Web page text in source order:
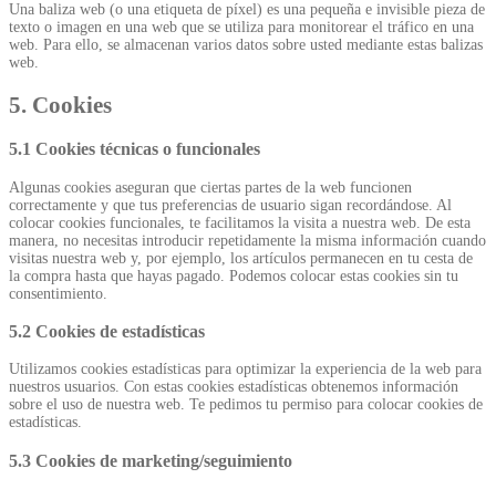
Una baliza web (o una etiqueta de píxel) es una pequeña e invisible pieza de
texto o imagen en una web que se utiliza para monitorear el tráfico en una
web. Para ello, se almacenan varios datos sobre usted mediante estas balizas
web.
5. Cookies
5.1 Cookies técnicas o funcionales
Algunas cookies aseguran que ciertas partes de la web funcionen
correctamente y que tus preferencias de usuario sigan recordándose. Al
colocar cookies funcionales, te facilitamos la visita a nuestra web. De esta
manera, no necesitas introducir repetidamente la misma información cuando
visitas nuestra web y, por ejemplo, los artículos permanecen en tu cesta de
la compra hasta que hayas pagado. Podemos colocar estas cookies sin tu
consentimiento.
5.2 Cookies de estadísticas
Utilizamos cookies estadísticas para optimizar la experiencia de la web para
nuestros usuarios. Con estas cookies estadísticas obtenemos información
sobre el uso de nuestra web. Te pedimos tu permiso para colocar cookies de
estadísticas.
5.3 Cookies de marketing/seguimiento